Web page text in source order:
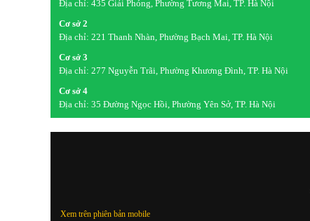
Địa chỉ: 435 Giải Phóng, Phường Tương Mai, TP. Hà Nội
Cơ sở 2
Địa chỉ: 221 Thanh Nhàn, Phường Bạch Mai, TP. Hà Nội
Cơ sở 3
Địa chỉ: 277 Nguyễn Trãi, Phường Khương Đình, TP. Hà Nội
Cơ sở 4
Địa chỉ: 35 Đường Ngọc Hồi, Phường Yên Sở, TP. Hà Nội
Xem trên phiên bản mobile